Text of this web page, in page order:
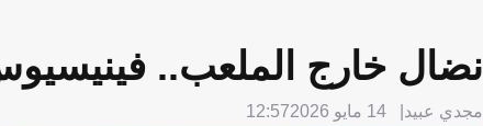
نضال خارج الملعب..
مجدي عبيد 14 مايو 2026 12:57